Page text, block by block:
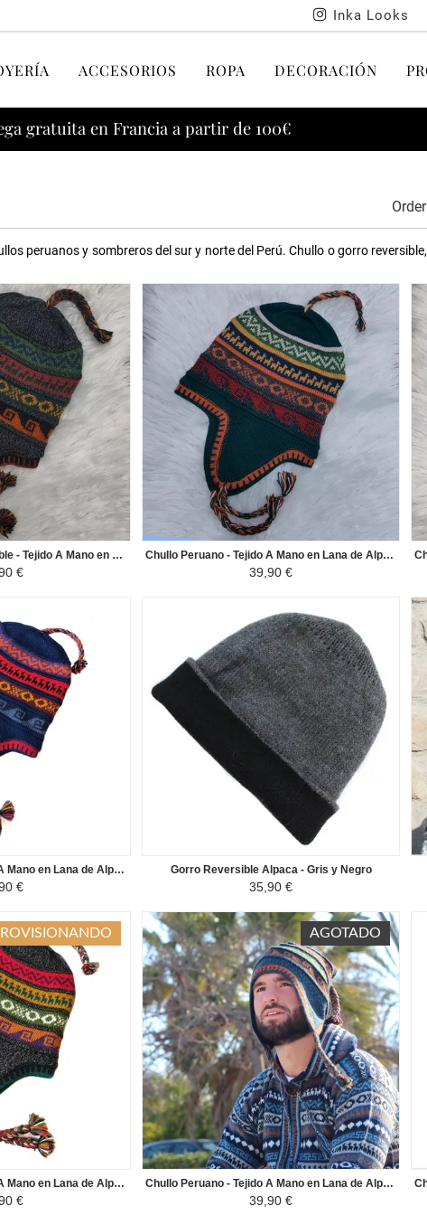
Inka Looks
ACCESORIOS ROPA DECORACIÓN
gratuita en Francia a partir de 100€
peruanos y sombreros del sur y norte del Perú. Chullo o gorro
Chullo Peruano Reversible - Tejido A Mano en Lana de Alpaca con Motivos Étnicos - Gris Oscuro / Color Vino
€
Chullo Peruano - Tejido A Mano en Lana de Alpaca con Motivos Étnicos - Verte Pato Oscuro / Colorido
39,90 €
Chullo Peruano - Tejido A Mano en Lana de Alpaca con Motivos Étnicos - Azul marino/Rojo
€
Gorro Reversible Alpaca - Gris y Negro
35,90 €
Chullo Peruano - Tejido A Mano en Lana de Alpaca con Motivos Étnicos - Gris Oscuro/Verde
€
AGOTADO
Chullo Peruano - Tejido A Mano en Lana de Alpaca con Motivos Étnicos - Azul / Marron Coloré
39,90 €